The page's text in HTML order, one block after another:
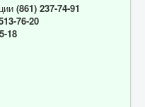
(861) 237-74-91
76-20
18